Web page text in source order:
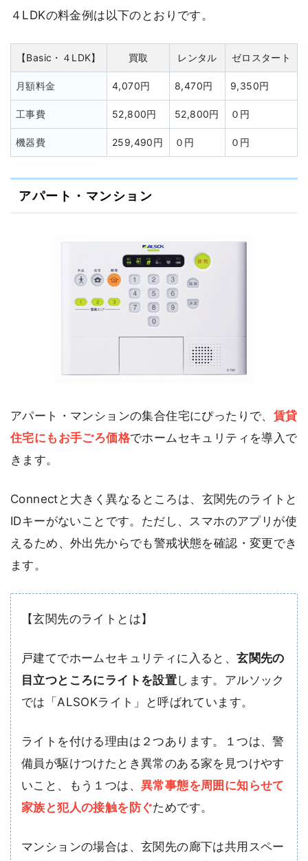
４LDKの料金例は以下のとおりです。
【Basic・４LDK】 買取 レンタル ゼロスタート
月額料金 4,070円 8,470円 9,350円
工事費 52,800円 52,800円 ０円
機器費 259,490円 ０円 ０円
アパート・マンション
アパート・マンションの集合住宅にぴったりで、 賃貸
住宅にもお手ごろ価格でホームセキュリティを導入で
きます。
Connectと大きく異なるところは、玄関先のライトと
IDキーがないことです。ただし、スマホのアプリが使
えるため、外出先からでも警戒状態を確認・変更でき
ます。
【玄関先のライトとは】
戸建てでホームセキュリティに入ると、玄関先の
目立つところにライトを設置します。アルソック
では「ALSOKライト」と呼ばれています。
ライトを付ける理由は２つあります。１つは、警
備員が駆けつけたとき異常のある家を見つけやす
いこと、もう１つは、 異常事態を周囲に知らせて
家族と犯人の接触を防ぐためです。
マンションの場合は、玄関先の廊下は共用スペー